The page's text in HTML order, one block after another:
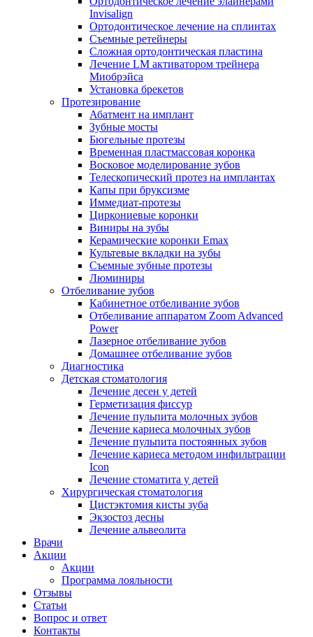
Invisalign
Ортодонтическое лечение на сплинтах
Съемные ретейнеры
Сложная ортодонтическая пластина
Лечение LM активатором трейнера
Миобрэйса
Установка брекетов
Протезирование
Абатмент на имплант
Зубные мосты
Бюгельные протезы
Временная пластмассовая коронка
Восковое моделирование зубов
Телескопический протез на имплантах
Капы при бруксизме
Иммедиат-протезы
Циркониевые коронки
Виниры на зубы
Керамические коронки Emax
Культевые вкладки на зубы
Съемные зубные протезы
Люминиры
Отбеливание зубов
Кабинетное отбеливание зубов
Отбеливание аппаратом Zoom Advanced
Power
Лазерное отбеливание зубов
Домашнее отбеливание зубов
Диагностика
Детская стоматология
Лечение десен у детей
Герметизация фиссур
Лечение пульпита молочных зубов
Лечение кариеса молочных зубов
Лечение пульпита постоянных зубов
Лечение кариеса методом инфильтрации
Icon
Лечение стоматита у детей
Хирургическая стоматология
Цистэктомия кисты зуба
Экзостоз десны
Лечение альвеолита
Врачи
Акции
Акции
Программа лояльности
Отзывы
Статьи
Вопрос и ответ
Контакты